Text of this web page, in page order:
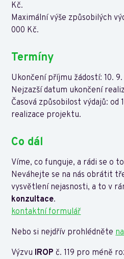
Kč.
Maximální výše způsobilých
000 Kč.
Termíny
Ukončení příjmu žádostí: 10.
Nejzazší datum ukončení
Časová způsobilost výdajů: od
realizace projektu.
Co dál
Víme, co funguje, a rádi se o
Neváhejte se na nás obrátit
vysvětlení nejasnosti, a to v
konzultace.
kontaktní formulář
Nebo si nejdřív prohlédněte
Výzvu IROP č. 119 pro méně